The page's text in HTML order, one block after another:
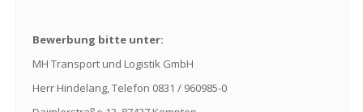
Bewerbung bitte unter:
MH Transport und Logistik GmbH
Herr Hindelang, Telefon 0831 / 960985-0